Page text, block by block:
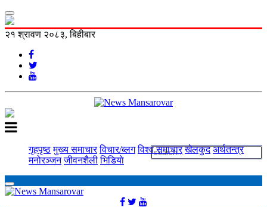
२१ श्रावण २०८३, बिहीबार
गृहपृष्ठ मुख्य समाचार विचार/ब्लग विश्व समाचार खेलकुद अर्थतन्त्र
मनोरञ्‍जन जीवनशैली भिडियाे